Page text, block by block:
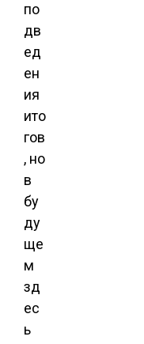
по
дв
ед
ен
ия
ито
гов
, но
в
бу
ду
ще
м
зд
ес
ь